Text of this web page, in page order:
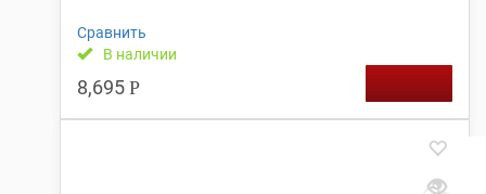
Сравнить
В наличии
8,695 Р